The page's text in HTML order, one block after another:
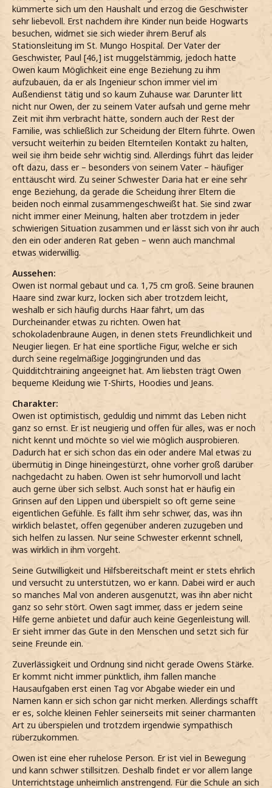
kümmerte sich um den Haushalt und erzog die Geschwister
sehr liebevoll. Erst nachdem ihre Kinder nun beide Hogwarts
besuchen, widmet sie sich wieder ihrem Beruf als
Stationsleitung im St. Mungo Hospital. Der Vater der
Geschwister, Paul [46,] ist muggelstämmig, jedoch hatte
Owen kaum Möglichkeit eine enge Beziehung zu ihm
aufzubauen, da er als Ingenieur schon immer viel im
Außendienst tätig und so kaum Zuhause war. Darunter litt
nicht nur Owen, der zu seinem Vater aufsah und gerne mehr
Zeit mit ihm verbracht hätte, sondern auch der Rest der
Familie, was schließlich zur Scheidung der Eltern führte. Owen
versucht weiterhin zu beiden Elternteilen Kontakt zu halten,
weil sie ihm beide sehr wichtig sind. Allerdings führt das leider
oft dazu, dass er – besonders von seinem Vater – häufiger
enttäuscht wird. Zu seiner Schwester Daria hat er eine sehr
enge Beziehung, da gerade die Scheidung ihrer Eltern die
beiden noch einmal zusammengeschweißt hat. Sie sind zwar
nicht immer einer Meinung, halten aber trotzdem in jeder
schwierigen Situation zusammen und er lässt sich von ihr auch
den ein oder anderen Rat geben – wenn auch manchmal
etwas widerwillig.
Aussehen:
Owen ist normal gebaut und ca. 1,75 cm groß. Seine braunen
Haare sind zwar kurz, locken sich aber trotzdem leicht,
weshalb er sich häufig durchs Haar fährt, um das
Durcheinander etwas zu richten. Owen hat
schokoladenbraune Augen, in denen stets Freundlichkeit und
Neugier liegen. Er hat eine sportliche Figur, welche er sich
durch seine regelmäßige Joggingrunden und das
Quidditchtraining angeeignet hat. Am liebsten trägt Owen
bequeme Kleidung wie T-Shirts, Hoodies und Jeans.
Charakter:
Owen ist optimistisch, geduldig und nimmt das Leben nicht
ganz so ernst. Er ist neugierig und offen für alles, was er noch
nicht kennt und möchte so viel wie möglich ausprobieren.
Dadurch hat er sich schon das ein oder andere Mal etwas zu
übermütig in Dinge hineingestürzt, ohne vorher groß darüber
nachgedacht zu haben. Owen ist sehr humorvoll und lacht
auch gerne über sich selbst. Auch sonst hat er häufig ein
Grinsen auf den Lippen und überspielt so oft gerne seine
eigentlichen Gefühle. Es fällt ihm sehr schwer, das, was ihn
wirklich belastet, offen gegenüber anderen zuzugeben und
sich helfen zu lassen. Nur seine Schwester erkennt schnell,
was wirklich in ihm vorgeht.
Seine Gutwilligkeit und Hilfsbereitschaft meint er stets ehrlich
und versucht zu unterstützen, wo er kann. Dabei wird er auch
so manches Mal von anderen ausgenutzt, was ihn aber nicht
ganz so sehr stört. Owen sagt immer, dass er jedem seine
Hilfe gerne anbietet und dafür auch keine Gegenleistung will.
Er sieht immer das Gute in den Menschen und setzt sich für
seine Freunde ein.
Zuverlässigkeit und Ordnung sind nicht gerade Owens Stärke.
Er kommt nicht immer pünktlich, ihm fallen manche
Hausaufgaben erst einen Tag vor Abgabe wieder ein und
Namen kann er sich schon gar nicht merken. Allerdings schafft
er es, solche kleinen Fehler seinerseits mit seiner charmanten
Art zu überspielen und trotzdem irgendwie sympathisch
rüberzukommen.
Owen ist eine eher ruhelose Person. Er ist viel in Bewegung
und kann schwer stillsitzen. Deshalb findet er vor allem lange
Unterrichtstage unheimlich anstrengend. Für die Schule an sich